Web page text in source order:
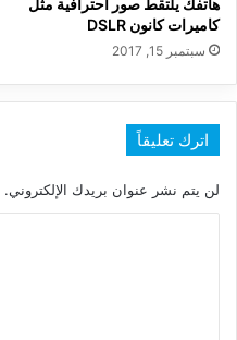
هاتفك يلتقط صور احترافية مثل
كاميرات كانون DSLR
سبتمبر 15, 2017
اترك تعليقاً
لن يتم نشر عنوان بريدك الإلكتروني.